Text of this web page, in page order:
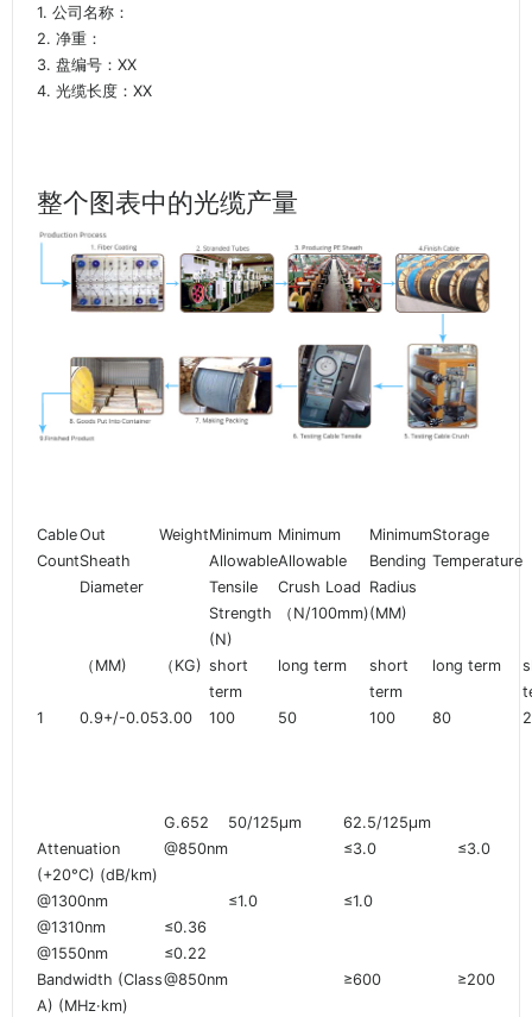
1. 公司名称：
2. 净重：
3. 盘编号：XX
4. 光缆长度：XX
整个图表中的光缆产量
Cable
Count
Out
Sheath
Diameter
WeightMinimum
Allowable
Tensile
Strength
(N)
Minimum
Allowable
Crush Load
（N/100mm)
Minimum
Bending
Radius
(MM)
Storage
Temperature
（MM) （KG) short
term
long term
short
term
long term
1
0.9+/-0.053.00 100 50 100 80
G.652 50/125µm
62.5/125µm
Attenuation
(+20°C) (dB/km)
@850nm ≤3.0 ≤3.0
@1300nm ≤1.0
≤1.0
@1310nm
≤0.36
@1550nm
≤0.22
Bandwidth (Class
A) (MHz·km)
@850nm ≥600 ≥200